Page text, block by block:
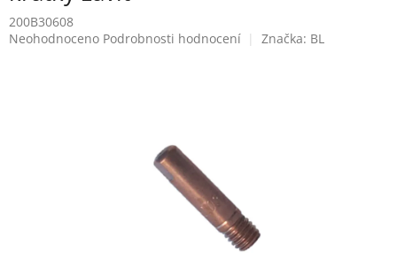
200B30608
Průměrné
Neohodnoceno Podrobnosti hodnocení Značka: BL